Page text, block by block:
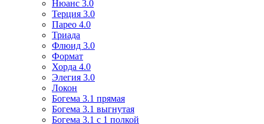
Нюанс 3.0
Терция 3.0
Парео 4.0
Триада
Флюид 3.0
Формат
Хорда 4.0
Элегия 3.0
Локон
Богема 3.1 прямая
Богема 3.1 выгнутая
Богема 3.1 с 1 полкой